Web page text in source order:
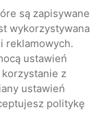
są zapisywane
wykorzystywana
reklamowych.
ustawień
z
ustawień
politykę